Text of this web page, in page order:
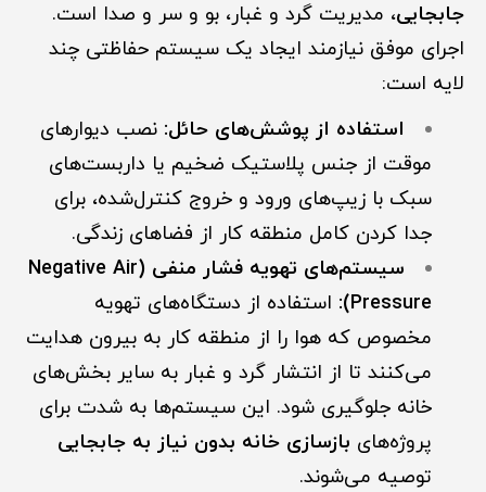
جابجایی، مدیریت گرد و غبار، بو و سر و صدا است.
اجرای موفق نیازمند ایجاد یک سیستم حفاظتی چند
لایه است:
استفاده از پوشش‌های حائل: نصب دیوارهای
موقت از جنس پلاستیک ضخیم یا داربست‌های
سبک با زیپ‌های ورود و خروج کنترل‌شده، برای
جدا کردن کامل منطقه کار از فضاهای زندگی.
سیستم‌های تهویه فشار منفی (Negative Air
Pressure):
استفاده از دستگاه‌های تهویه
مخصوص که هوا را از منطقه کار به بیرون هدایت
می‌کنند تا از انتشار گرد و غبار به سایر بخش‌های
خانه جلوگیری شود. این سیستم‌ها به شدت برای
پروژه‌های بازسازی خانه بدون نیاز به جابجایی
توصیه می‌شوند.